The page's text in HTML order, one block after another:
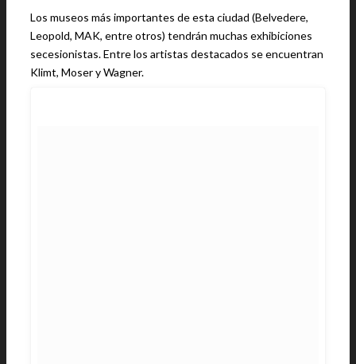
Los museos más importantes de esta ciudad (Belvedere,
Leopold, MAK, entre otros) tendrán muchas exhibiciones
secesionistas. Entre los artistas destacados se encuentran
Klimt, Moser y Wagner.